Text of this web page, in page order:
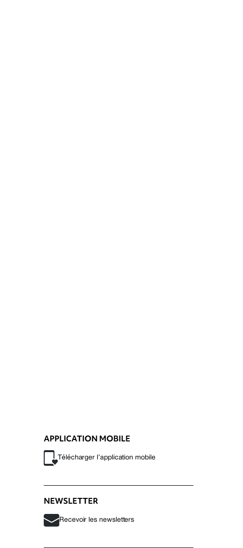
APPLICATION MOBILE
Télécharger l’application mobile
NEWSLETTER
Recevoir les newsletters